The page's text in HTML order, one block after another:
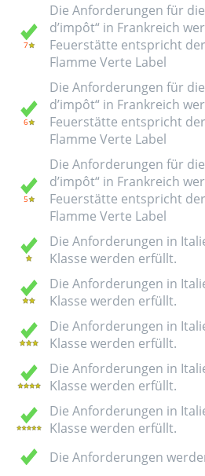
Die Anforderungen für
d’impôt“ in Frankreich
Feuerstätte entspricht
Flamme Verte Label
Die Anforderungen für
d’impôt“ in Frankreich
Feuerstätte entspricht
Flamme Verte Label
Die Anforderungen für
d’impôt“ in Frankreich
Feuerstätte entspricht
Flamme Verte Label
Die Anforderungen in
Klasse werden erfüllt.
Die Anforderungen in
Klasse werden erfüllt.
Die Anforderungen in
Klasse werden erfüllt.
Die Anforderungen in
Klasse werden erfüllt.
Die Anforderungen in
Klasse werden erfüllt.
Die Anforderungen